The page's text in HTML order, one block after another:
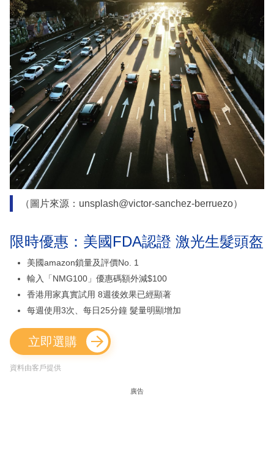
（圖片來源：unsplash@victor-sanchez-berruezo）
限時優惠：美國FDA認證 激光生髮頭盔
美國amazon鎖量及評價No. 1
輸入「NMG100」優惠碼額外減$100
香港用家真實試用 8週後效果已經顯著
每週使用3次、每日25分鐘 髮量明顯增加
立即選購
資料由客戶提供
廣告